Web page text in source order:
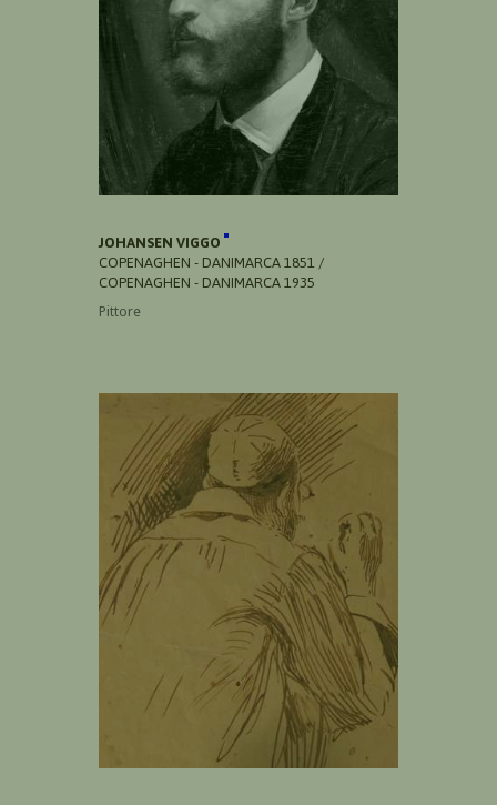
JOHANSEN VIGGO
COPENAGHEN - DANIMARCA 1851 /
COPENAGHEN - DANIMARCA 1935
Pittore